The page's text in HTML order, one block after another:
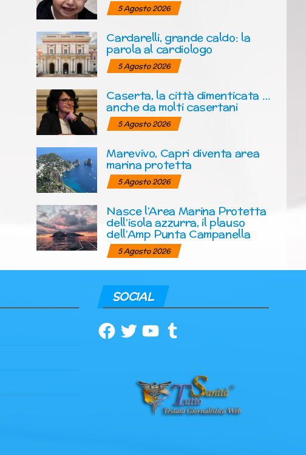
5 Agosto 2026
Cardarelli, grande caldo: la
parola al cardiologo
5 Agosto 2026
Caserta, la città dimenticata …
anche da molti casertani
5 Agosto 2026
Marevivo, Capri diventa area
marina protetta
5 Agosto 2026
Nasce l’Area Marina Protetta
dell’isola azzurra, il plauso
dell’Amp Punta Campanella
5 Agosto 2026
SOCIAL
Facebook
TwitterYouTubeTumblr